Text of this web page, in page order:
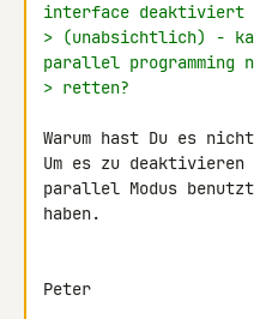
interface deaktiviert
> (unabsichtlich) -
parallel programming
> retten?
Warum hast Du es
Um es zu deaktivieren
parallel Modus benutzt
haben.
Peter